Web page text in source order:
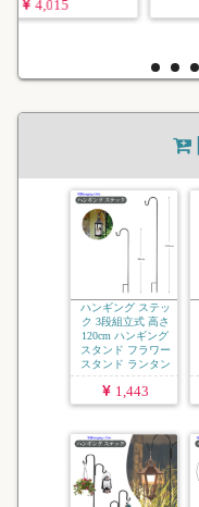
ハンギング ステッ
ク 3段組立式 高さ
120cm ハンギング
スタンド フラワー
スタンド ランタン
...
1,443